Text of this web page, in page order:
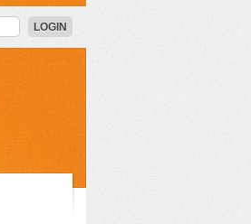
LOGIN